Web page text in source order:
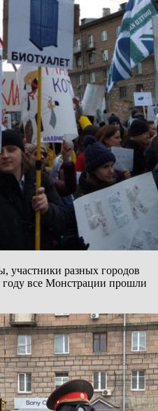
участники разных городов
все Монстрации прошли